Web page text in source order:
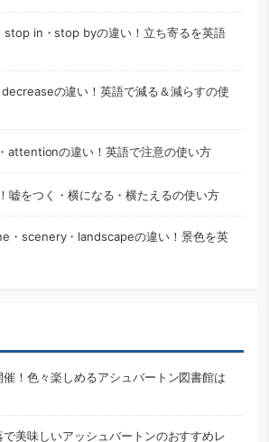
in・stop byの違い！立ち寄るを英語
の違い！英語で減る＆減らすの使
attentionの違い！英語で注意の使い方
嘘をつく・横になる・横たえるの使い方
・scenery・landscapeの違い！景色を英
！色々楽しめるアシュバートン図書館は
美味しいアッシュバートンのおすすめレ